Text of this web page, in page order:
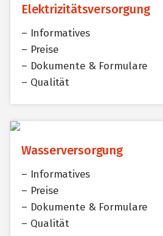
Elektrizitätsversorgung
– Informatives
– Preise
– Dokumente & Formulare
– Qualität
Wasserversorgung
– Informatives
– Preise
– Dokumente & Formulare
– Qualität